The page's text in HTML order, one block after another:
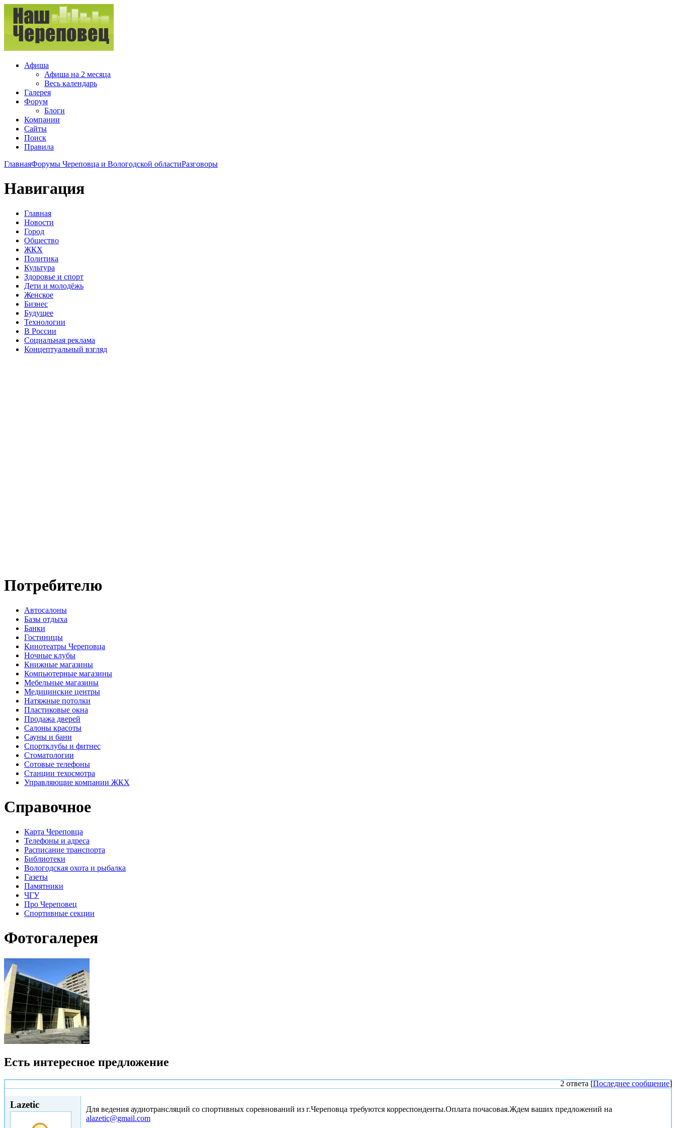
Афиша
Афиша на 2 месяца
Весь календарь
Галерея
Форум
Блоги
Компании
Сайты
Поиск
Правила
ГлавнаяФорумы Череповца и Вологодской областиРазговоры
Навигация
Главная
Новости
Город
Общество
ЖКХ
Политика
Культура
Здоровье и спорт
Дети и молодёжь
Женское
Бизнес
Будущее
Технологии
В России
Социальная реклама
Концептуальный взгляд
Потребителю
Автосалоны
Базы отдыха
Банки
Гостиницы
Кинотеатры Череповца
Ночные клубы
Книжные магазины
Компьютерные магазины
Мебельные магазины
Медицинские центры
Натяжные потолки
Пластиковые окна
Продажа дверей
Салоны красоты
Сауны и бани
Спортклубы и фитнес
Стоматологии
Сотовые телефоны
Станции техосмотра
Управляющие компании ЖКХ
Справочное
Карта Череповца
Телефоны и адреса
Расписание транспорта
Библиотеки
Вологодская охота и рыбалка
Газеты
Памятники
ЧГУ
Про Череповец
Спортивные секции
Фотогалерея
Есть интересное предложение
2 ответа [Последнее сообщение]
Lazetic
Для ведения аудиотрансляций со спортивных соревнований из г.Череповца требуются корреспонденты.Оплата почасовая.Ждем ваших предложений на
alazetic@gmail.com